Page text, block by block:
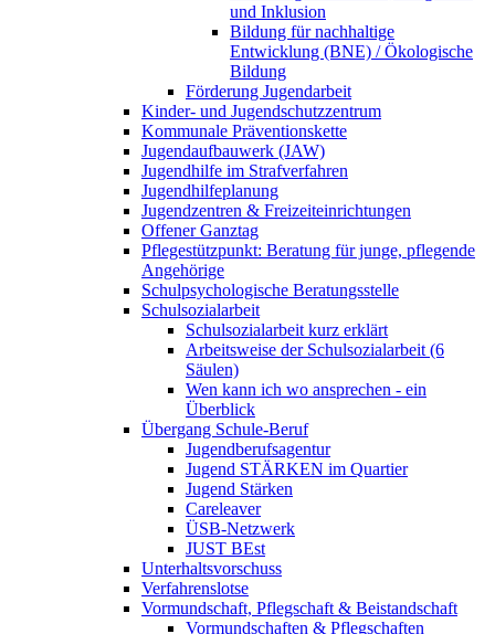
und Inklusion
Bildung für nachhaltige
Entwicklung (BNE) / Ökologische
Bildung
Förderung Jugendarbeit
Kinder- und Jugendschutzzentrum
Kommunale Präventionskette
Jugendaufbauwerk (JAW)
Jugendhilfe im Strafverfahren
Jugendhilfeplanung
Jugendzentren & Freizeiteinrichtungen
Offener Ganztag
Pflegestützpunkt: Beratung für junge, pflegende
Angehörige
Schulpsychologische Beratungsstelle
Schulsozialarbeit
Schulsozialarbeit kurz erklärt
Arbeitsweise der Schulsozialarbeit (6
Säulen)
Wen kann ich wo ansprechen - ein
Überblick
Übergang Schule-Beruf
Jugendberufsagentur
Jugend STÄRKEN im Quartier
Jugend Stärken
Careleaver
ÜSB-Netzwerk
JUST BEst
Unterhaltsvorschuss
Verfahrenslotse
Vormundschaft, Pflegschaft & Beistandschaft
Vormundschaften & Pflegschaften